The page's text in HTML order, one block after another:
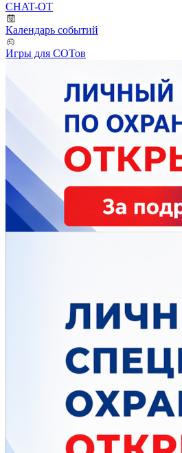
CHAT-OT
Календарь событий
Игры для СОТов